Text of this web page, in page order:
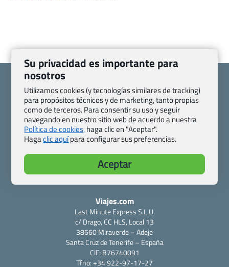
Quienes somos
Contacto
Pasaporte, Visado, Salud y otras disposiciones específicas
Blog de Viajes.com
Registro de agencias
Preguntas frecuentes
Condiciones generales
Política de privacidad y cookies
Viajes.com
Last Minute Express S.L.U.
c/ Drago, CC HLS, Local 13
38660 Miraverde – Adeje
Santa Cruz de Tenerife – España
CIF: B76740091
Tfno: +34 922-97-17-27
Su privacidad es importante para
nosotros
Utilizamos cookies (y tecnologías similares de tracking)
para propósitos técnicos y de marketing, tanto propias
como de terceros. Para consentir su uso y seguir
navegando en nuestro sitio web de acuerdo a nuestra
Política de cookies,haga clic en "Aceptar".
Hagaclic aquípara configurar sus preferencias.
Aceptar